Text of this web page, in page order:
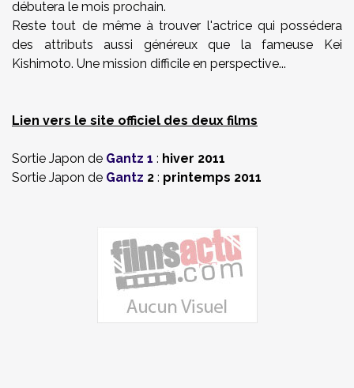
débutera le mois prochain.
Reste tout de même à trouver l'actrice qui possédera
des attributs aussi généreux que la fameuse Kei
Kishimoto. Une mission difficile en perspective...
Lien vers le site officiel des deux films
Sortie Japon de Gantz 1 : hiver 2011
Sortie Japon de Gantz 2 : printemps 2011